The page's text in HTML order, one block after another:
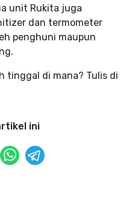
unit Rukita juga
dan termometer
penghuni maupun
tinggal di mana? Tulis di
ini